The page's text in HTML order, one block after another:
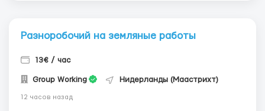
Разноробочий на земляные работы
13€ / час
Group Working Нидерланды (Маастрихт)
12 часов назад